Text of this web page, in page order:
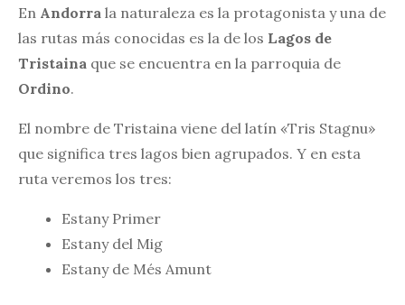
En Andorra la naturaleza es la protagonista y una de
las rutas más conocidas es la de los Lagos de
Tristaina que se encuentra en la parroquia de
Ordino.
El nombre de Tristaina viene del latín «Tris Stagnu»
que significa tres lagos bien agrupados. Y en esta
ruta veremos los tres:
Estany Primer
Estany del Mig
Estany de Més Amunt